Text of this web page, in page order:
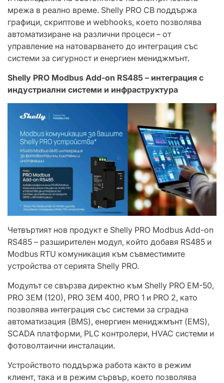
мрежа в реално време. Shelly PRO CB поддържа
графици, скриптове и webhooks, което позволява
автоматизиране на различни процеси – от
управление на натоварването до интеграция със
системи за сигурност и енергиен мениджмънт.
Shelly PRO Modbus Add-on RS485 – интеграция с
индустриални системи и инфраструктура
Четвъртият нов продукт е Shelly PRO Modbus Add-on
RS485 – разширителен модул, който добавя RS485 и
Modbus RTU комуникация към съвместимите
устройства от серията Shelly PRO.
Модулът се свързва директно към Shelly PRO EM-50,
PRO 3EM (120), PRO 3EM 400, PRO 1 и PRO 2, като
позволява интеграция със системи за сградна
автоматизация (BMS), енергиен мениджмънт (EMS),
SCADA платформи, PLC контролери, HVAC системи и
фотоволтаични инсталации.
Устройството поддържа работа както в режим
клиент, така и в режим сървър, което позволява